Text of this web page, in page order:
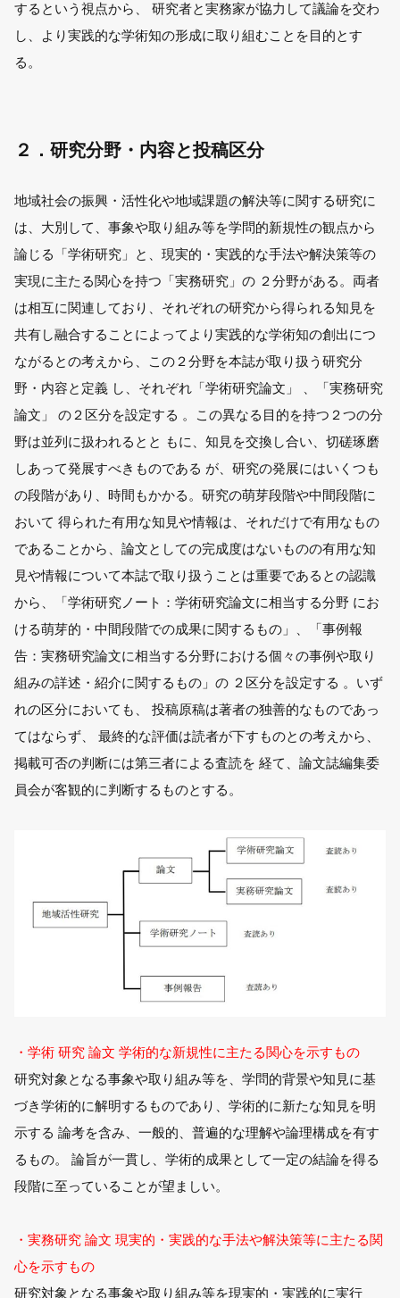
するという視点から、 研究者と実務家が協力して議論を交わ
し、より実践的な学術知の形成に取り組むことを目的とす
る。
２．研究分野・内容と投稿区分
地域社会の振興・活性化や地域課題の解決等に関する研究に
は、大別して、事象や取り組み等を学問的新規性の観点から
論じる「学術研究」と、現実的・実践的な手法や解決策等の
実現に主たる関心を持つ「実務研究」の ２分野がある。両者
は相互に関連しており、それぞれの研究から得られる知見を
共有し融合することによってより実践的な学術知の創出につ
ながるとの考えから、この２分野を本誌が取り扱う研究分
野・内容と定義 し、それぞれ「学術研究論文」 、「実務研究
論文」 の２区分を設定する 。この異なる目的を持つ２つの分
野は並列に扱われるとと もに、知見を交換し合い、切磋琢磨
しあって発展すべきものである が、研究の発展にはいくつも
の段階があり、時間もかかる。研究の萌芽段階や中間段階に
おいて 得られた有用な知見や情報は、それだけで有用なもの
であることから、論文としての完成度はないものの有用な知
見や情報について本誌で取り扱うことは重要であるとの認識
から、「学術研究ノート：学術研究論文に相当する分野 にお
ける萌芽的・中間段階での成果に関するもの」、「事例報
告：実務研究論文に相当する分野における個々の事例や取り
組みの詳述・紹介に関するもの」の ２区分を設定する 。いず
れの区分においても、 投稿原稿は著者の独善的なものであっ
てはならず、 最終的な評価は読者が下すものとの考えから、
掲載可否の判断には第三者による査読を 経て、論文誌編集委
員会が客観的に判断するものとする。
・学術 研究 論文 学術的な新規性に主たる関心を示すもの
研究対象となる事象や取り組み等を、学問的背景や知見に基
づき学術的に解明するものであり、学術的に新たな知見を明
示する 論考を含み、一般的、普遍的な理解や論理構成を有す
るもの。 論旨が一貫し、学術的成果として一定の結論を得る
段階に至っていることが望ましい。
・実務研究 論文 現実的・実践的な手法や解決策等に主たる関
心を示すもの
研究対象となる事象や取り組み等を現実的・実践的に実行